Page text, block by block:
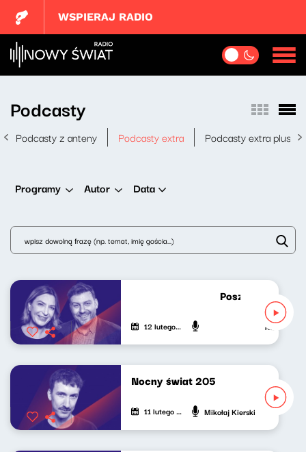
WSPIERAJ RADIO
Podcasty
Podcasty z anteny Podcasty extra Podcasty extra plus
Programy Autor Data
Poszukiwacze
12 lutego 2025 Katarzyna
Nocny świat 205
11 lutego 2025 Mikołaj Kierski